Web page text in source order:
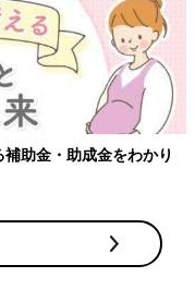
助金・助成金をわかり